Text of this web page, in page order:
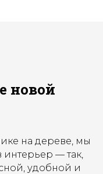
новой
на дереве, мы
— так,
удобной и